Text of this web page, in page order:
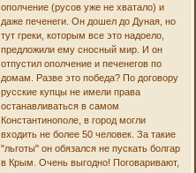
ополчение (русов уже не хватало) и
даже печенеги. Он дошел до Дуная, но
тут греки, которым все это надоело,
предложили ему сносный мир. И он
отпустил ополчение и печенегов по
домам. Разве это победа? По договору
русские купцы не имели права
останавливаться в самом
Константинополе, в город могли
входить не более 50 человек. За такие
"льготы" он обязался не пускать болгар
в Крым. Очень выгодно! Поговаривают,